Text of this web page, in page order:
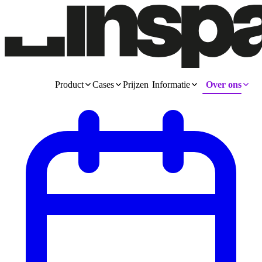
Product Cases Prijzen Informatie Over ons